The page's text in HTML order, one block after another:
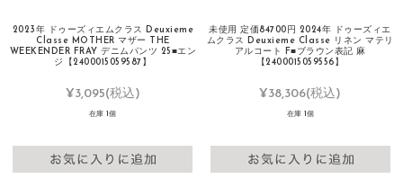
2023年 ドゥーズィエムクラス Deuxieme
Classe MOTHER マザー THE
WEEKENDER FRAY デニムパンツ 25■エン
ジ【2400015059587】
¥3,095(税込)
在庫 1個
未使用 定価84700円 2024年 ドゥーズィエ
ムクラス Deuxieme Classe リネン マテリ
アルコート F■ブラウン表記 麻
【2400015059556】
¥38,306(税込)
在庫 1個